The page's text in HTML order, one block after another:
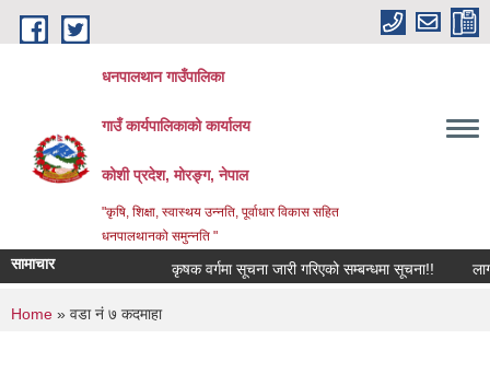
Skip to main content
धनपालथान गाउँपालिका
गाउँ कार्यपालिकाको कार्यालय
कोशी प्रदेश, मोरङ्ग, नेपाल
"कृषि, शिक्षा, स्वास्थय उन्नति, पूर्वाधार विकास सहित
धनपालथानको समुन्नति "
सामाचार कृषक वर्गमा सूचना जारी गरिएको सम्बन्धमा सूचना!!
You are here
Home » वडा नं ७ कदमाहा